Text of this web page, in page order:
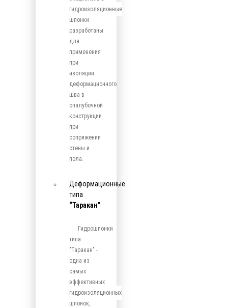
гидроизоляционные
шпонки
разработаны
для
применения
при
изоляции
деформационного
шва в
опалубочной
конструкции
при
сопряжении
стены и
пола.
Деформационные
типа
“Таракан”
Гидрошпонки
типа
"Таракан" -
одна из
самых
эффективных
гидроизоляционных
шпонок,